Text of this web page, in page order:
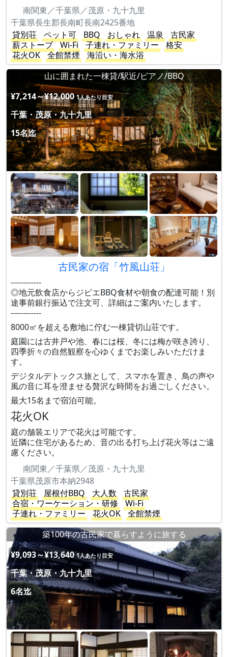
南関東／千葉県／茂原・九十九里
千葉県長生郡長南町長南2425番地
貸別荘
ペット可 BBQ おしゃれ 温泉
古民家
薪ストーブ
Wi-Fi 子連れ・ファミリー
格安
花火OK
全館禁煙
海沿い・海水浴
山に囲まれた一棟貸/駅近/ピアノ/BBQ
¥7,214～¥12,000 1人あたり目安
千葉・茂原・九十九里
15名迄
古民家の宿「竹風山荘」
------------
◎地元飲食店からジビエBBQ食材や朝食の配達可能！別
途事前銀行振込で注文可、詳細はご案内いたします。
------------
8000㎡を超える敷地に佇む一棟貸切山荘です。
庭園には古井戸や池、春には桜、冬には梅が咲き誇り、
四季折々の自然観察を心ゆくまでお楽しみいただけま
す。
デジタルデトックス旅として、スマホを置き、鳥の声や
風の音に耳を澄ませる贅沢な時間をお過ごしください。
最大15名まで宿泊可能。
花火OK
庭の舗装エリアで花火は可能です。
近隣に住宅があるため、音の出る打ち上げ花火等はご遠
慮ください。
南関東／千葉県／茂原・九十九里
千葉県茂原市本納2948
貸別荘
屋根付BBQ 大人数
古民家
合宿・ワーケーション・研修
Wi-Fi
子連れ・ファミリー
花火OK
全館禁煙
築100年の古民家で暮らすように旅する
¥9,093～¥13,640 1人あたり目安
千葉・茂原・九十九里
6名迄